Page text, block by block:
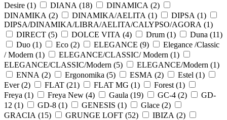
Desire (1) DIANA (18) DINAMICA (2)
DINAMIKA (2) DINAMIKA/AELITA (1) DIPSA (1)
DIPSA/DINAMIKA/LIBRA/AELITA/CALYPSO/AGORA (1)
DIRECT (5) DOLCE VITA (4) Drum (1) Duna (11)
Duo (1) Eco (2) ELEGANCE (9)
Elegance /Classic
/ Modern (1) ELEGANCE/CLASSIC/ Modern (1)
ELEGANCE/CLASSIC/Modern (5) ELEGANCE/Modern (1)
ENNA (2) Ergonomika (5) ESMA (2) Estel (1)
Ever (2) FLAT (21) FLAT MG (1) Forest (1)
Freya (1) Freya New (4) Gaula (19) GC-4 (2)
GD-
12 (1) GD-8 (1) GENESIS (1) Glace (2)
GRACIA (15) GRUNGE LOFT (52) IBIZA (2)